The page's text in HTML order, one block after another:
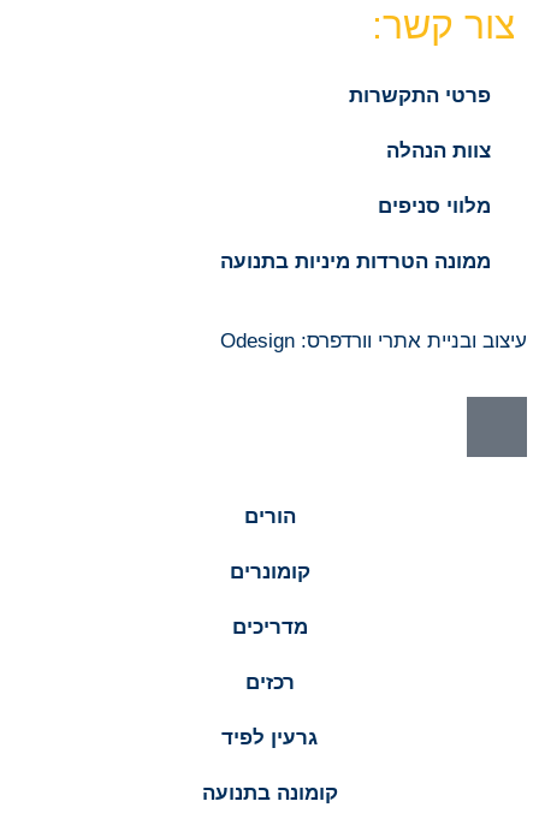
צור קשר:
פרטי התקשרות
צוות הנהלה
מלווי סניפים
ממונה הטרדות מיניות בתנועה
עיצוב ובניית אתרי וורדפרס: Odesign
הורים
קומונרים
מדריכים
רכזים
גרעין לפיד
קומונה בתנועה